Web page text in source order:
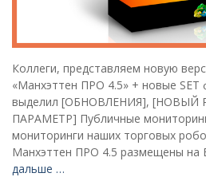
Коллеги, представляем новую
«Манхэттен ПРО 4.5» + новые
выделил [ОБНОВЛЕНИЯ],
ПАРАМЕТР] Публичные
мониторинги наших торговых
Манхэттен ПРО 4.5 размещены на
дальше …